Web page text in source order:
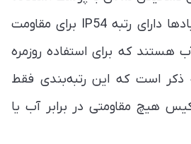
می‌کنند. همچنین، ایربادها دارای رتبه IP54 برای مقاومت
هستند که برای استفاده روزمره
است که این رتبه‌بندی فقط
هیچ مقاومتی در برابر آب یا